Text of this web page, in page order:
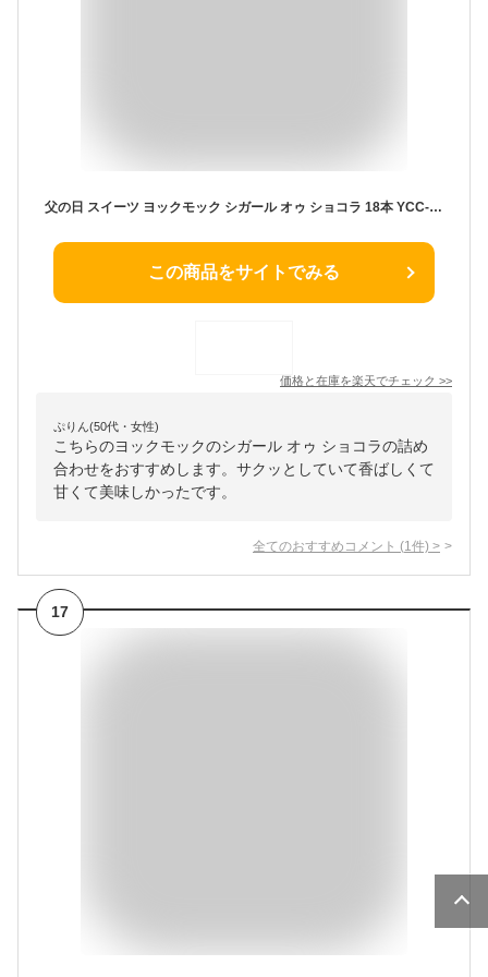
父の日 スイーツ ヨックモック シガール オゥ ショコラ 18本 YCC-B【高島屋 法人事業部セレクト】百貨店 高級 お菓子 ギフト 2000円台 結婚内祝い 出産祝い プレゼント 有名 焼き菓子 お茶菓子 個包装 菓子折り 内祝い クッキー 大容量 JGS 手土産 挨拶 JGS cpj お返し
この商品をサイトでみる
価格と在庫を楽天でチェック >>
ぷりん(50代・女性)
こちらのヨックモックのシガール オゥ ショコラの詰め
合わせをおすすめします。サクッとしていて香ばしくて
甘くて美味しかったです。
全てのおすすめコメント (1 件) >
17